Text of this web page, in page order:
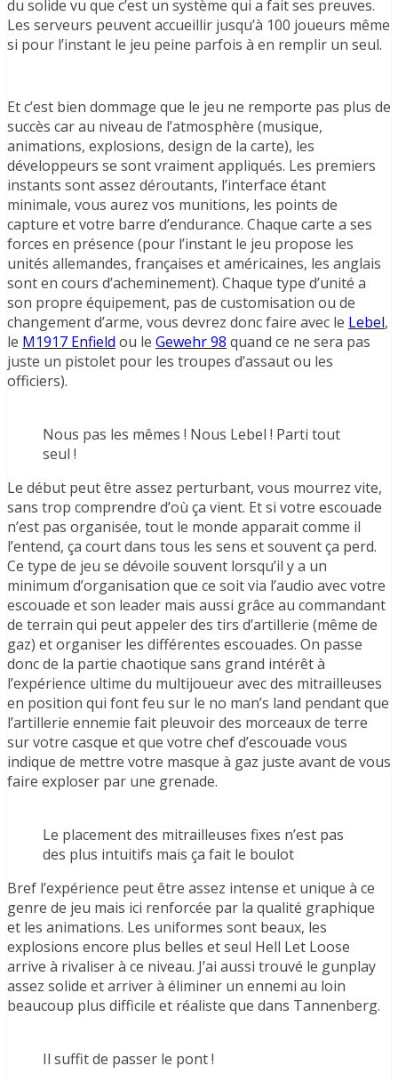
du solide vu que c’est un système qui a fait ses preuves.
Les serveurs peuvent accueillir jusqu’à 100 joueurs même
si pour l’instant le jeu peine parfois à en remplir un seul.
Et c’est bien dommage que le jeu ne remporte pas plus de
succès car au niveau de l’atmosphère (musique,
animations, explosions, design de la carte), les
développeurs se sont vraiment appliqués. Les premiers
instants sont assez déroutants, l’interface étant
minimale, vous aurez vos munitions, les points de
capture et votre barre d’endurance. Chaque carte a ses
forces en présence (pour l’instant le jeu propose les
unités allemandes, françaises et américaines, les anglais
sont en cours d’acheminement). Chaque type d’unité a
son propre équipement, pas de customisation ou de
changement d’arme, vous devrez donc faire avec le Lebel,
le M1917 Enfield ou le Gewehr 98 quand ce ne sera pas
juste un pistolet pour les troupes d’assaut ou les
officiers).
Nous pas les mêmes ! Nous Lebel ! Parti tout
seul !
Le début peut être assez perturbant, vous mourrez vite,
sans trop comprendre d’où ça vient. Et si votre escouade
n’est pas organisée, tout le monde apparait comme il
l’entend, ça court dans tous les sens et souvent ça perd.
Ce type de jeu se dévoile souvent lorsqu’il y a un
minimum d’organisation que ce soit via l’audio avec votre
escouade et son leader mais aussi grâce au commandant
de terrain qui peut appeler des tirs d’artillerie (même de
gaz) et organiser les différentes escouades. On passe
donc de la partie chaotique sans grand intérêt à
l’expérience ultime du multijoueur avec des mitrailleuses
en position qui font feu sur le no man’s land pendant que
l’artillerie ennemie fait pleuvoir des morceaux de terre
sur votre casque et que votre chef d’escouade vous
indique de mettre votre masque à gaz juste avant de vous
faire exploser par une grenade.
Le placement des mitrailleuses fixes n’est pas
des plus intuitifs mais ça fait le boulot
Bref l’expérience peut être assez intense et unique à ce
genre de jeu mais ici renforcée par la qualité graphique
et les animations. Les uniformes sont beaux, les
explosions encore plus belles et seul Hell Let Loose
arrive à rivaliser à ce niveau. J’ai aussi trouvé le gunplay
assez solide et arriver à éliminer un ennemi au loin
beaucoup plus difficile et réaliste que dans Tannenberg.
Il suffit de passer le pont !